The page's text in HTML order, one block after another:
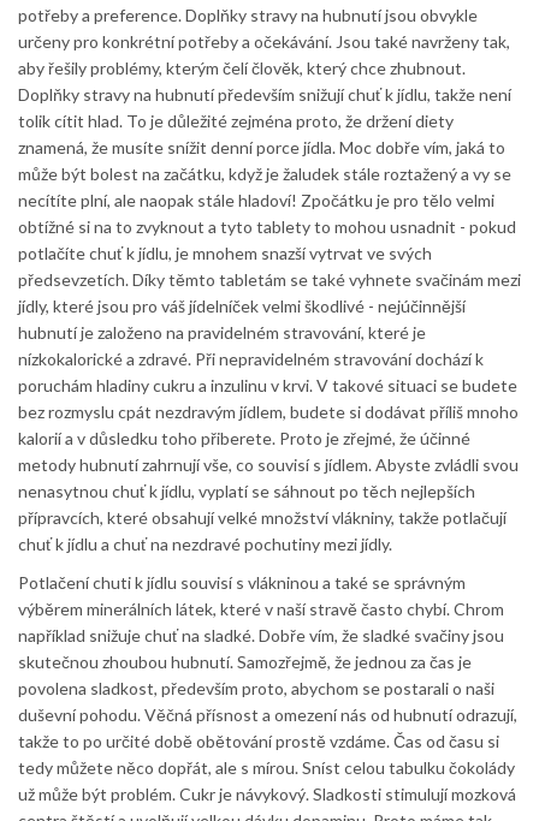
potřeby a preference. Doplňky stravy na hubnutí jsou obvykle
určeny pro konkrétní potřeby a očekávání. Jsou také navrženy tak,
aby řešily problémy, kterým čelí člověk, který chce zhubnout.
Doplňky stravy na hubnutí především snižují chuť k jídlu, takže není
tolik cítit hlad. To je důležité zejména proto, že držení diety
znamená, že musíte snížit denní porce jídla. Moc dobře vím, jaká to
může být bolest na začátku, když je žaludek stále roztažený a vy se
necítíte plní, ale naopak stále hladoví! Zpočátku je pro tělo velmi
obtížné si na to zvyknout a tyto tablety to mohou usnadnit - pokud
potlačíte chuť k jídlu, je mnohem snazší vytrvat ve svých
předsevzetích. Díky těmto tabletám se také vyhnete svačinám mezi
jídly, které jsou pro váš jídelníček velmi škodlivé - nejúčinnější
hubnutí je založeno na pravidelném stravování, které je
nízkokalorické a zdravé. Při nepravidelném stravování dochází k
poruchám hladiny cukru a inzulinu v krvi. V takové situaci se budete
bez rozmyslu cpát nezdravým jídlem, budete si dodávat příliš mnoho
kalorií a v důsledku toho přiberete. Proto je zřejmé, že účinné
metody hubnutí zahrnují vše, co souvisí s jídlem. Abyste zvládli svou
nenasytnou chuť k jídlu, vyplatí se sáhnout po těch nejlepších
přípravcích, které obsahují velké množství vlákniny, takže potlačují
chuť k jídlu a chuť na nezdravé pochutiny mezi jídly.
Potlačení chuti k jídlu souvisí s vlákninou a také se správným
výběrem minerálních látek, které v naší stravě často chybí. Chrom
například snižuje chuť na sladké. Dobře vím, že sladké svačiny jsou
skutečnou zhoubou hubnutí. Samozřejmě, že jednou za čas je
povolena sladkost, především proto, abychom se postarali o naši
duševní pohodu. Věčná přísnost a omezení nás od hubnutí odrazují,
takže to po určité době obětování prostě vzdáme. Čas od času si
tedy můžete něco dopřát, ale s mírou. Sníst celou tabulku čokolády
už může být problém. Cukr je návykový. Sladkosti stimulují mozková